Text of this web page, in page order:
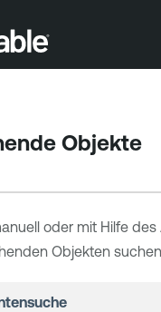
Zum Hauptinhalt
Objekte
oder mit Hilfe
Objekten